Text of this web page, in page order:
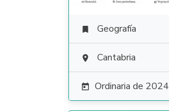
 Geografía
 Cantabria
 Ordinaria de 2024